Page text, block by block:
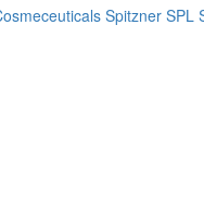
Spitzner SPL